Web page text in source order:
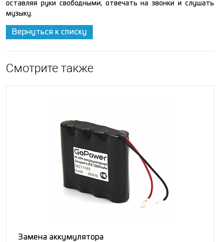
оставляя руки свободными, отвечать на звонки и слушать
музыку.
Вернуться к списку
Смотрите также
Замена аккумулятора